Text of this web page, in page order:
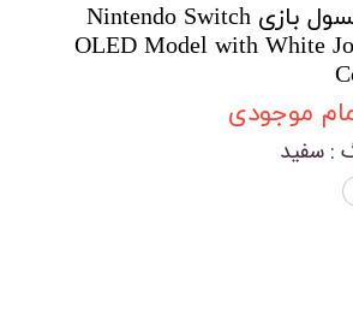
کنسول بازی Nintendo Switch
OLED Model with White
موجودی
: سفید